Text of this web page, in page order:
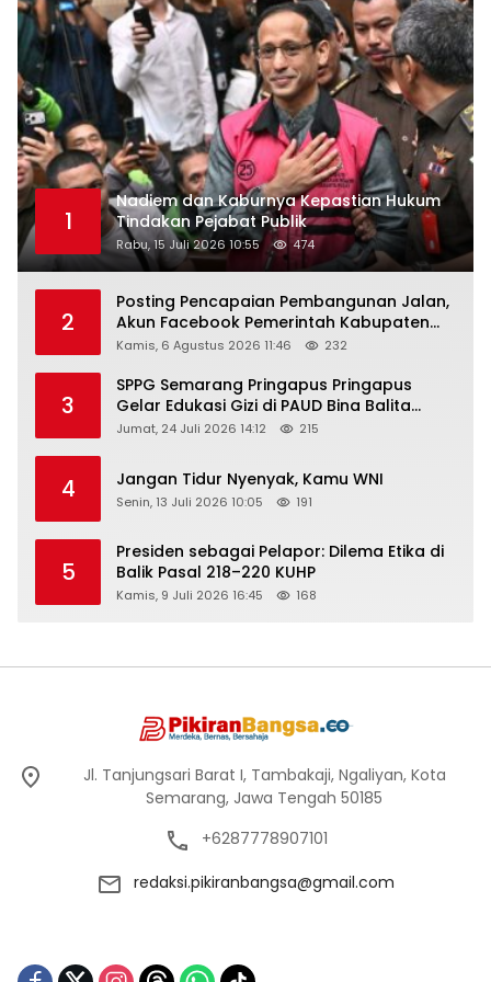
1
Nadiem dan Kaburnya Kepastian Hukum
Tindakan Pejabat Publik
Rabu, 15 Juli 2026 10:55 474
2
Posting Pencapaian Pembangunan Jalan,
Akun Facebook Pemerintah Kabupaten
Rembang “Dirujak” Warganet
Kamis, 6 Agustus 2026 11:46 232
3
SPPG Semarang Pringapus Pringapus
Gelar Edukasi Gizi di PAUD Bina Balita
Peringati Hari Anak Nasional 2026
Jumat, 24 Juli 2026 14:12 215
4 Jangan Tidur Nyenyak, Kamu WNI
Senin, 13 Juli 2026 10:05 191
5
Presiden sebagai Pelapor: Dilema Etika di
Balik Pasal 218–220 KUHP
Kamis, 9 Juli 2026 16:45 168
Jl. Tanjungsari Barat I, Tambakaji, Ngaliyan, Kota
Semarang, Jawa Tengah 50185
+6287778907101
redaksi.pikiranbangsa@gmail.com